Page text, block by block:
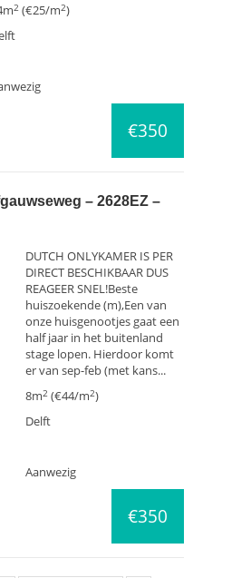
2 (€25/m2)
€350
– 2628EZ –
DUTCH ONLYKAMER IS PER
DIRECT BESCHIKBAAR DUS
REAGEER SNEL!Beste
huiszoekende (m),Een van
onze huisgenootjes gaat een
half jaar in het buitenland
stage lopen. Hierdoor komt
er van sep-feb (met kans...
8m2 (€44/m2)
Delft
Aanwezig
€350